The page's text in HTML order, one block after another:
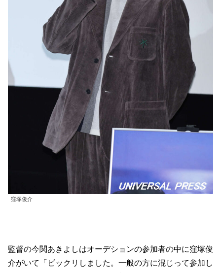
窪塚俊介
監督の今関あきよしはオーデションの参加者の中に窪塚俊
介がいて「ビックリしました。一般の方に混じって参加し